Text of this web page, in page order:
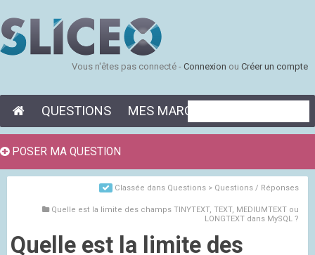
Vous n'êtes pas connecté - Connexion ou Créer un compte
QUESTIONS MES MARQUE-PAGES
Classée dans Questions > Questions / Réponses
Quelle est la limite des champs TINYTEXT, TEXT, MEDIUMTEXT ou
LONGTEXT dans MySQL ?
Quelle est la limite des
POSER MA QUESTION